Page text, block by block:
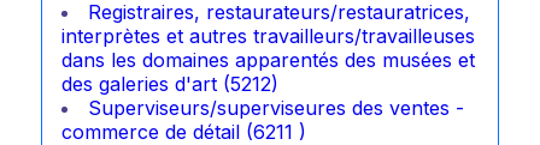
Registraires, restaurateurs/restauratrices,
interprètes et autres travailleurs/travailleuses
dans les domaines apparentés des musées et
des galeries d'art (5212)
Superviseurs/superviseures des ventes -
commerce de détail (6211 )